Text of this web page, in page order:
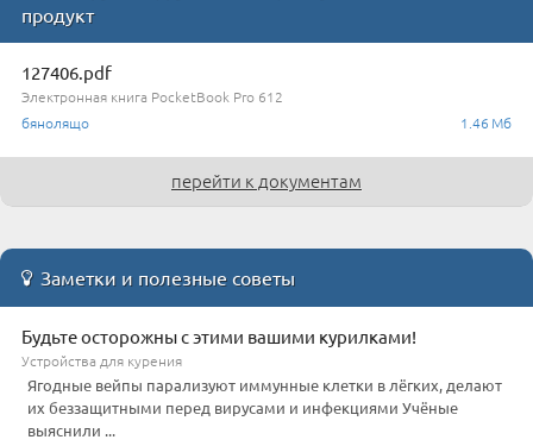
продукт
127406.pdf
Электронная книга PocketBook Pro 612
бянолящо
1.46 Мб
перейти к документам
Заметки и полезные советы
Будьте осторожны с этими вашими курилками!
Устройства для курения
Ягодные вейпы парализуют иммунные клетки в лёгких, делают
их беззащитными перед вирусами и инфекциями Учёные
выяснили ...